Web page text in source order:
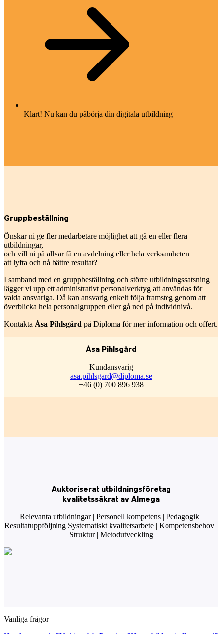
Klart! Nu kan du påbörja din digitala utbildning
Gruppbeställning
Önskar ni ge fler medarbetare möjlighet att gå en eller flera
utbildningar,
och vill ni på allvar få en avdelning eller hela verksamheten
att lyfta och nå bättre resultat?
I samband med en gruppbeställning och större utbildningssatsning
lägger vi upp ett administrativt personalverktyg att användas för
valda ansvariga. Då kan ansvarig enkelt följa framsteg genom att
överblicka hela personalgruppen eller gå ned på individnivå.
Kontakta Åsa Pihlsgård på Diploma för mer information och offert.
Åsa Pihlsgård
Kundansvarig
asa.pihlsgard@diploma.se
+46 (0) 700 896 938
Auktoriserat utbildningsföretag
kvalitetssäkrat av Almega
Relevanta utbildningar | Personell kompetens | Pedagogik |
Resultatuppföljning Systematiskt kvalitetsarbete | Kompetensbehov |
Struktur | Metodutveckling
Vanliga frågor